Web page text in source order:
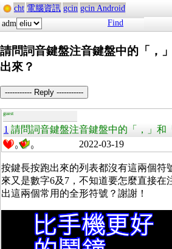
cht 電腦資訊 gcin gcin Android
adm
Find
請問詞音鍵盤注音鍵盤中的「，
出來？
----------- Reply -----------
guest
1 請問詞音鍵盤注音鍵盤中的「，」和
0 0 2022-03-19
按鍵長按跑出來的列表都沒有這兩個符
來又是數字6及7，不知道要怎麼直接在
出這兩個常用的全形符號？謝謝！